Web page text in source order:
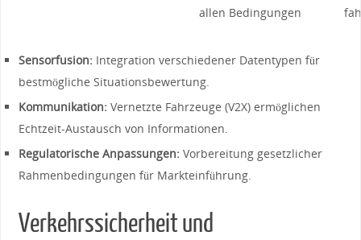
allen Bedingungen
Sensorfusion:Integration verschiedener Datentypen‌ für​
bestmögliche Situationsbewertung.
Kommunikation:Vernetzte Fahrzeuge (V2X) ermöglichen​
Echtzeit-Austausch von Informationen.
Regulatorische Anpassungen:Vorbereitung gesetzlicher
Rahmenbedingungen für Markteinführung.
Verkehrssicherheit und